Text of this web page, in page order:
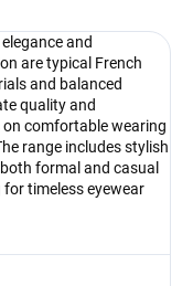
and
are typical French
and balanced
quality and
comfortable wearing
range includes stylish
formal and casual
timeless eyewear